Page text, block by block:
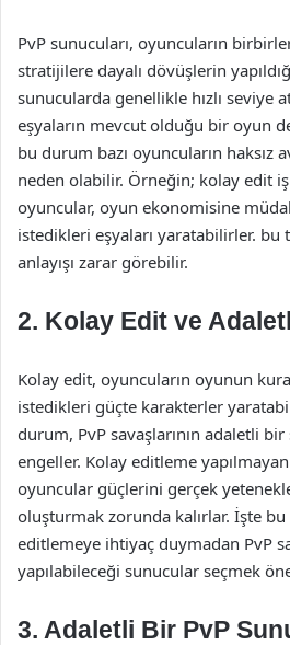
PvP sunucuları, oyuncuların
stratijilere dayalı dövüşlerin
sunucularda genellikle hızlı seviye
eşyaların mevcut olduğu bir oyun
bu durum bazı oyuncuların haksız
neden olabilir. Örneğin; kolay edit
oyuncular, oyun ekonomisine
istedikleri eşyaları yaratabilirler. bu
anlayışı zarar görebilir.
2. Kolay Edit ve
Kolay edit, oyuncuların oyunun
istedikleri güçte karakterler
durum, PvP savaşlarının adaletli
engeller. Kolay editleme
oyuncular güçlerini gerçek
oluşturmak zorunda kalırlar. İşte
editlemeye ihtiyaç duymadan PvP
yapılabileceği sunucular seçmek
3. Adaletli Bir PvP